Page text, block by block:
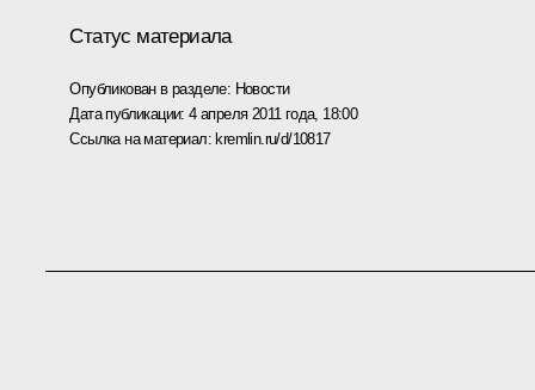
Статус материала
Опубликован в разделе: Новости
Дата публикации:4 апреля 2011 года, 18:00
Ссылка на материал: kremlin.ru/d/10817